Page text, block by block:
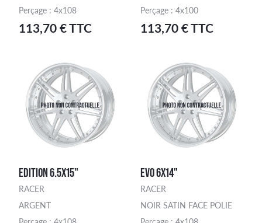
Perçage : 4x108
113,70 € TTC
Perçage : 4x100
113,70 € TTC
EDITION 6.5X15"
RACER
ARGENT
EVO 6X14"
RACER
NOIR SATIN FACE POLIE